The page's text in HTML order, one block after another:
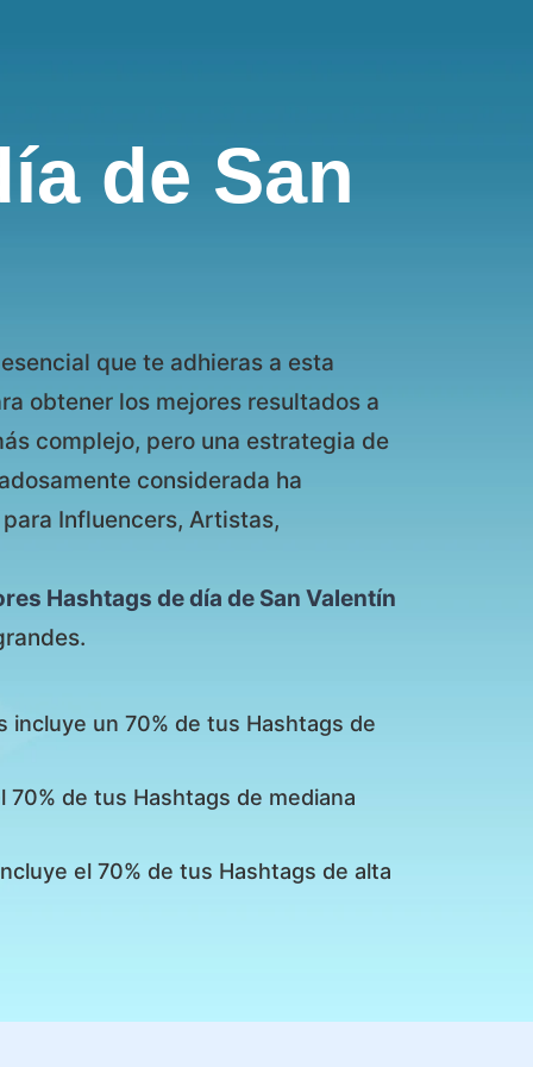
de San
que te adhieras a esta
obtener los mejores resultados a
complejo, pero una estrategia de
considerada ha
Influencers, Artistas,
Hashtags de día de San Valentín
un 70% de tus Hashtags de
de tus Hashtags de mediana
el 70% de tus Hashtags de alta